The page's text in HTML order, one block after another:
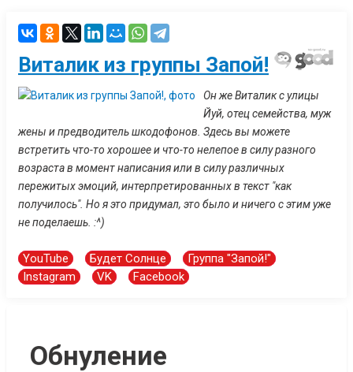
Виталик из группы Запой!
Он же Виталик с улицы
Йуй, отец семейства, муж
жены и предводитель шкодофонов. Здесь вы можете
встретить что-то хорошее и что-то нелепое в силу разного
возраста в момент написания или в силу различных
пережитых эмоций, интерпретированных в текст "как
получилось". Но я это придумал, это было и ничего с этим уже
не поделаешь. :^)
YouTube Будет Солнце
Группа "Запой!"
Instagram
VK Facebook
Обнуление